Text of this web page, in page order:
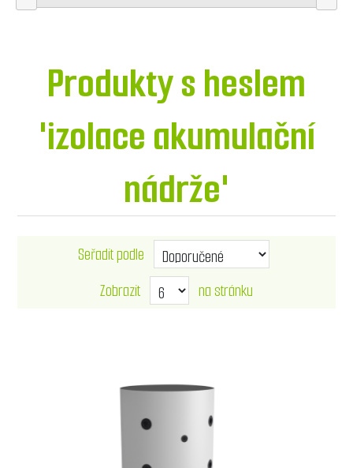
Produkty s heslem
'izolace akumulační
nádrže'
Seřadit podle
Zobrazit
na stránku